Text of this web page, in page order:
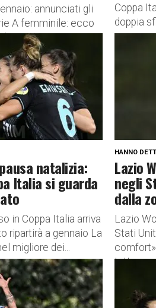
annunciati gli
A femminile: ecco
La FIGC
Coppa
doppia
natalizia:
Italia si guarda
in Coppa Italia arriva
ripartirà a gennaio La
migliore dei...
HANNO
Lazio
negli
dalla
Lazio
Stati
tutto...